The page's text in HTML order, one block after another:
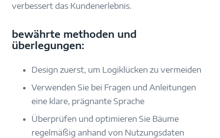
verbessert das Kundenerlebnis.
bewährte methoden und
überlegungen:
Design zuerst, um Logiklücken zu vermeiden
Verwenden Sie bei Fragen und Anleitungen
eine klare, prägnante Sprache
Überprüfen und optimieren Sie Bäume
regelmäßig anhand von Nutzungsdaten